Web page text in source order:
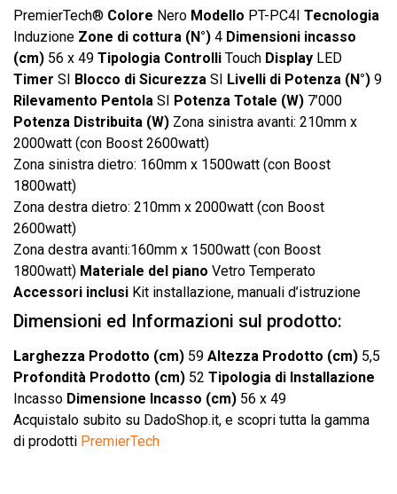
PremierTech® Colore Nero Modello PT-PC4I Tecnologia
Induzione Zone di cottura (N°) 4 Dimensioni incasso
(cm) 56 x 49 Tipologia Controlli Touch Display LED
Timer SI Blocco di Sicurezza SI Livelli di Potenza (N°) 9
Rilevamento Pentola SI Potenza Totale (W) 7’000
Potenza Distribuita (W) Zona sinistra avanti: 210mm x
2000watt (con Boost 2600watt)
Zona sinistra dietro: 160mm x 1500watt (con Boost
1800watt)
Zona destra dietro: 210mm x 2000watt (con Boost
2600watt)
Zona destra avanti:160mm x 1500watt (con Boost
1800watt) Materiale del piano Vetro Temperato
Accessori inclusi Kit installazione, manuali d’istruzione
Dimensioni ed Informazioni sul prodotto:
Larghezza Prodotto (cm) 59 Altezza Prodotto (cm) 5,5
Profondità Prodotto (cm) 52 Tipologia di Installazione
Incasso Dimensione Incasso (cm) 56 x 49
Acquistalo subito su DadoShop.it, e scopri tutta la gamma
di prodotti PremierTech